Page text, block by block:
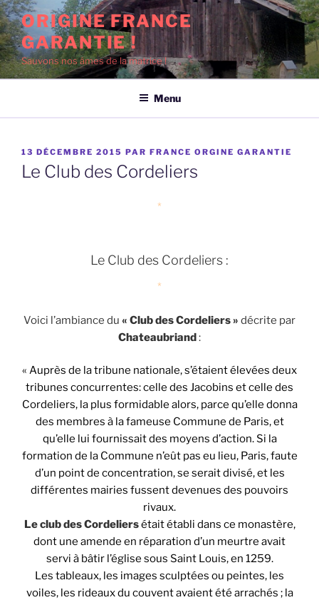
Aller
au
contenu
principal
ORIGINE FRANCE
GARANTIE !
Sauvons nos âmes de la matrice !
Menu
PUBLIÉ
LE
13 DÉCEMBRE 2015 PAR FRANCE ORGINE GARANTIE
Le Club des Cordeliers
*
Le Club des Cordeliers :
*
Voici l’ambiance du « Club des Cordeliers » décrite par
Chateaubriand:
« Auprès de la tribune nationale, s’étaient élevées deux
tribunes concurrentes: celle des Jacobins et celle des
Cordeliers, la plus formidable alors, parce qu’elle donna
des membres à la fameuse Commune de Paris, et
qu’elle lui fournissait des moyens d’action. Si la
formation de la Commune n’eût pas eu lieu, Paris, faute
d’un point de concentration, se serait divisé, et les
différentes mairies fussent devenues des pouvoirs
rivaux.
Le club des Cordeliersétait établi dans ce monastère,
dont une amende en réparation d’un meurtre avait
servi à bâtir l’église sous Saint Louis, en 1259.
Les tableaux, les images sculptées ou peintes, les
voiles, les rideaux du couvent avaient été arrachés ; la